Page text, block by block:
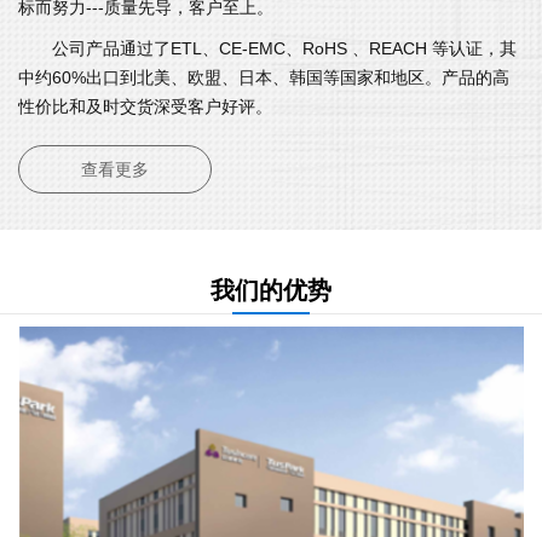
标而努力---质量先导，客户至上。
公司产品通过了ETL、CE-EMC、RoHS 、REACH 等认证，其
中约60%出口到北美、欧盟、日本、韩国等国家和地区。产品的高
性价比和及时交货深受客户好评。
查看更多
我们的优势